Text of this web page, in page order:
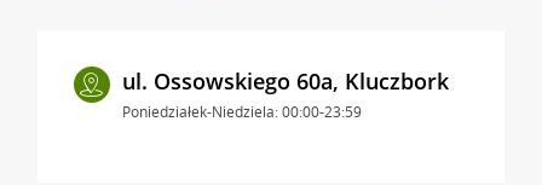
ul. Ossowskiego 60a, Kluczbork
Poniedziałek-Niedziela: 00:00-23:59